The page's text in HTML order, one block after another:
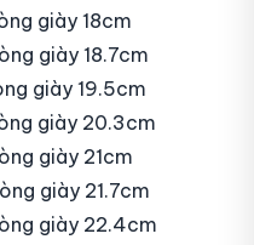
giày 18cm
giày 18.7cm
giày 19.5cm
giày 20.3cm
giày 21cm
giày 21.7cm
giày 22.4cm